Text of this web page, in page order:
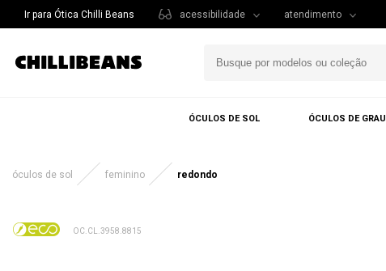
Ir para Ótica Chilli Beans acessibilidade atendimento
ÓCULOS DE SOL ÓCULOS DE GRAU
óculos de sol feminino redondo
OC.CL.3958.8815